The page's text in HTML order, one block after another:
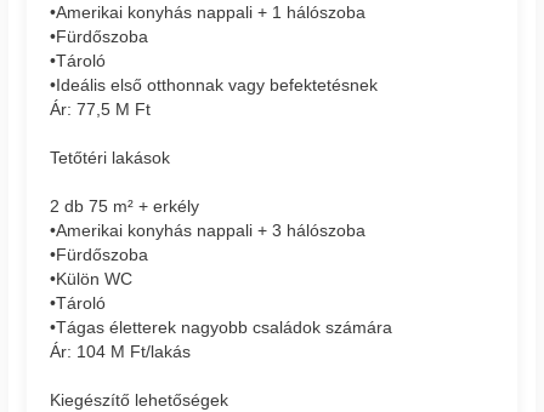
•Amerikai konyhás nappali + 1 hálószoba
•Fürdőszoba
•Tároló
•Ideális első otthonnak vagy befektetésnek
Ár: 77,5 M Ft
Tetőtéri lakások
2 db 75 m² + erkély
•Amerikai konyhás nappali + 3 hálószoba
•Fürdőszoba
•Külön WC
•Tároló
•Tágas életterek nagyobb családok számára
Ár: 104 M Ft/lakás
Kiegészítő lehetőségek